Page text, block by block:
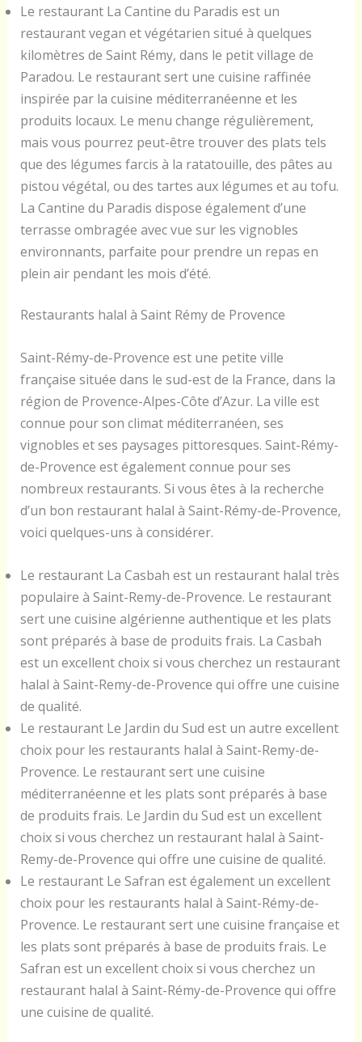
Le restaurant La Cantine du Paradis est un
restaurant vegan et végétarien situé à quelques
kilomètres de Saint Rémy, dans le petit village de
Paradou. Le restaurant sert une cuisine raffinée
inspirée par la cuisine méditerranéenne et les
produits locaux. Le menu change régulièrement,
mais vous pourrez peut-être trouver des plats tels
que des légumes farcis à la ratatouille, des pâtes au
pistou végétal, ou des tartes aux légumes et au tofu.
La Cantine du Paradis dispose également d’une
terrasse ombragée avec vue sur les vignobles
environnants, parfaite pour prendre un repas en
plein air pendant les mois d’été.
Restaurants halal à Saint Rémy de Provence
Saint-Rémy-de-Provence est une petite ville
française située dans le sud-est de la France, dans la
région de Provence-Alpes-Côte d’Azur. La ville est
connue pour son climat méditerranéen, ses
vignobles et ses paysages pittoresques. Saint-Rémy-
de-Provence est également connue pour ses
nombreux restaurants. Si vous êtes à la recherche
d’un bon restaurant halal à Saint-Rémy-de-Provence,
voici quelques-uns à considérer.
Le restaurant La Casbah est un restaurant halal très
populaire à Saint-Remy-de-Provence. Le restaurant
sert une cuisine algérienne authentique et les plats
sont préparés à base de produits frais. La Casbah
est un excellent choix si vous cherchez un restaurant
halal à Saint-Remy-de-Provence qui offre une cuisine
de qualité.
Le restaurant Le Jardin du Sud est un autre excellent
choix pour les restaurants halal à Saint-Remy-de-
Provence. Le restaurant sert une cuisine
méditerranéenne et les plats sont préparés à base
de produits frais. Le Jardin du Sud est un excellent
choix si vous cherchez un restaurant halal à Saint-
Remy-de-Provence qui offre une cuisine de qualité.
Le restaurant Le Safran est également un excellent
choix pour les restaurants halal à Saint-Rémy-de-
Provence. Le restaurant sert une cuisine française et
les plats sont préparés à base de produits frais. Le
Safran est un excellent choix si vous cherchez un
restaurant halal à Saint-Rémy-de-Provence qui offre
une cuisine de qualité.